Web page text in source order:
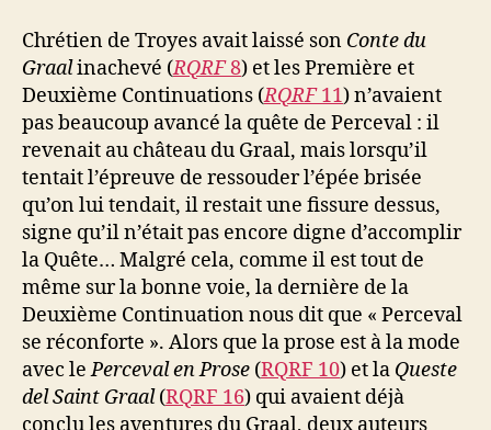
Chrétien de Troyes avait laissé son Conte du
Graalinachevé (RQRF8) et les Première et
Deuxième Continuations (RQRF11) n’avaient
pas beaucoup avancé la quête de Perceval : il
revenait au château du Graal, mais lorsqu’il
tentait l’épreuve de ressouder l’épée brisée
qu’on lui tendait, il restait une fissure dessus,
signe qu’il n’était pas encore digne d’accomplir
la Quête… Malgré cela, comme il est tout de
même sur la bonne voie, la dernière de la
Deuxième Continuation nous dit que « Perceval
se réconforte ». Alors que la prose est à la mode
avec lePerceval en Prose (RQRF 10) et la Queste
del Saint Graal(RQRF 16) qui avaient déjà
conclu les aventures du Graal, deux auteurs